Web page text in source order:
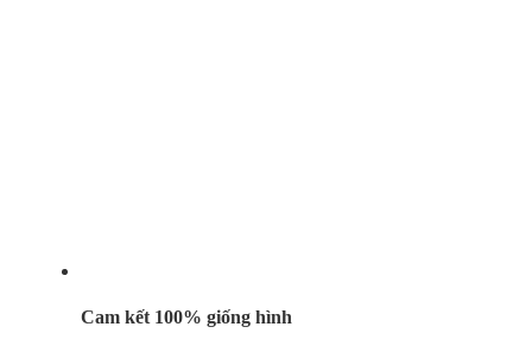
Cam kết 100% giống hình